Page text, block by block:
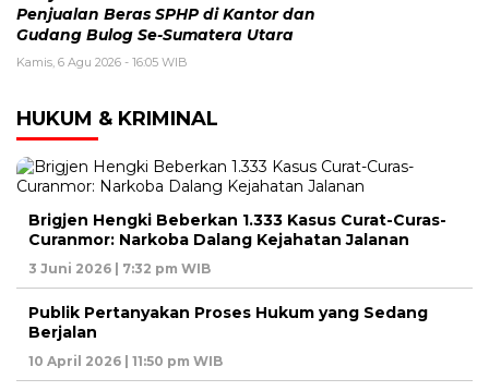
Penjualan Beras SPHP di Kantor dan
Gudang Bulog Se-Sumatera Utara
Kamis, 6 Agu 2026 - 16:05 WIB
HUKUM & KRIMINAL
Brigjen Hengki Beberkan 1.333 Kasus Curat-Curas-
Curanmor: Narkoba Dalang Kejahatan Jalanan
3 Juni 2026 | 7:32 pm WIB
Publik Pertanyakan Proses Hukum yang Sedang
Berjalan
10 April 2026 | 11:50 pm WIB